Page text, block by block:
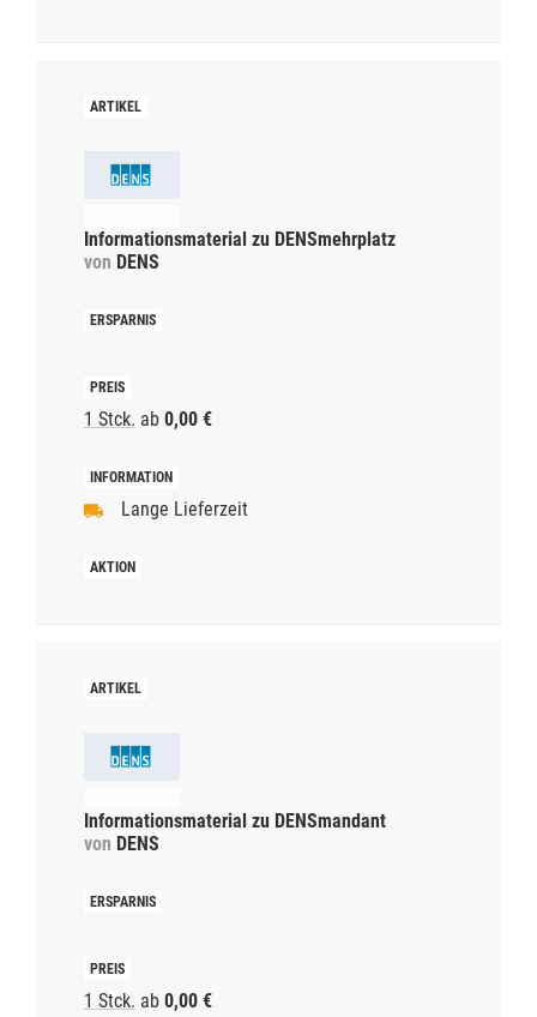
Informationsmaterial zu DENSmehrplatz
von DENS
1 Stck. ab 0,00 €
Lange Lieferzeit
Informationsmaterial zu DENSmandant
von DENS
1 Stck. ab 0,00 €